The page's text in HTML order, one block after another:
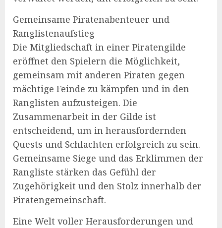
Gemeinsame Piratenabenteuer und
Ranglistenaufstieg
Die Mitgliedschaft in einer Piratengilde
eröffnet den Spielern die Möglichkeit,
gemeinsam mit anderen Piraten gegen
mächtige Feinde zu kämpfen und in den
Ranglisten aufzusteigen. Die
Zusammenarbeit in der Gilde ist
entscheidend, um in herausfordernden
Quests und Schlachten erfolgreich zu sein.
Gemeinsame Siege und das Erklimmen der
Rangliste stärken das Gefühl der
Zugehörigkeit und den Stolz innerhalb der
Piratengemeinschaft.
Eine Welt voller Herausforderungen und